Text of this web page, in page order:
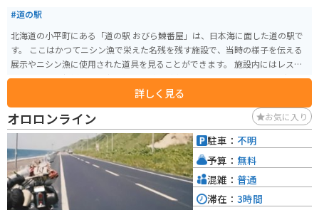
#道の駅
北海道の小平町にある「道の駅 おびら鰊番屋」は、日本海に面した道の駅で
す。 ここはかつてニシン漁で栄えた名残を残す施設で、当時の様子を伝える
展示やニシン漁に使用された道具を見ることができます。 施設内にはレスト
ランもあり、新鮮な魚介類を使った料理が楽しめます。特に、ニシンの親子
丼や焼き魚定食が人気です。また、売店では地元産の海産物の加工品や、お
土産なども販売しています。 バイクで訪れる場合、日本海沿いの道路を走行
することになり、景色が良いのでおすすめです。駐車場も広々としているの
で、休憩場所としても最適です。
詳しく見る
オロロンライン お気に入り
駐車： 不明
予算： 無料
混雑： 普通
滞在： 3時間